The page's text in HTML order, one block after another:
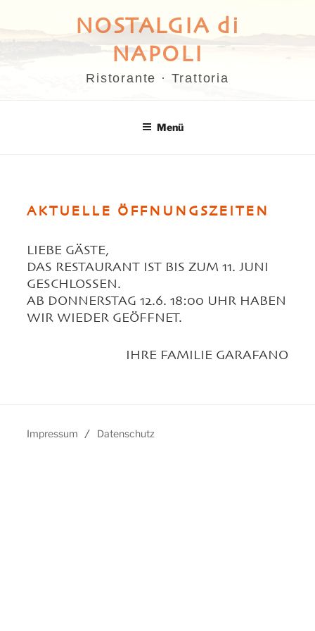
springen
NOSTALGIA di
NAPOLI
Ristorante · Trattoria
Menü
AKTUELLE ÖFFNUNGSZEITEN
LIEBE GÄSTE,
DAS RESTAURANT IST BIS ZUM 11. JUNI
GESCHLOSSEN.
AB DONNERSTAG 12.6. 18:00 UHR HABEN
WIR WIEDER GEÖFFNET.
IHRE FAMILIE GARAFANO
Impressum / Datenschutz